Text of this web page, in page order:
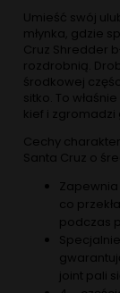
Umieść swój
młynka, gdzie
Cruz Shredder
rozdrobnią.
środkowej
sitko. To
kief i zgromadzi
Cechy
Santa Cruz o
Zapewnia
co
podczas
joint pali